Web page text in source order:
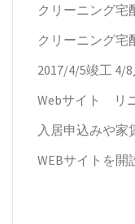
クリーニング宅
クリーニング宅
2017/4/5竣工 4/
Webサイト リ
入居申込みや家
WEBサイトを開